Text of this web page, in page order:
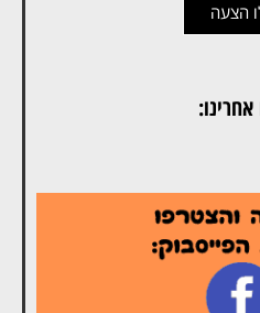
הצעה